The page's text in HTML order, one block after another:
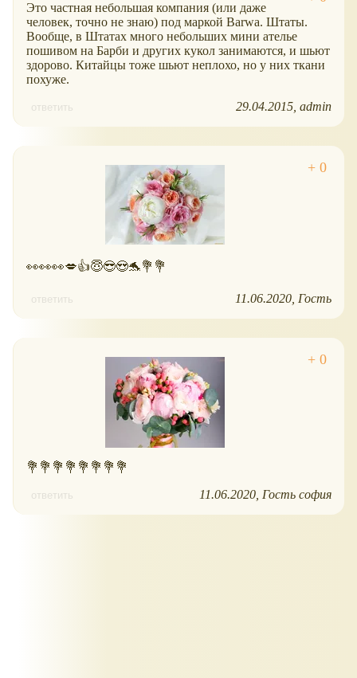
Это частная небольшая компания (или даже
человек, точно не знаю) под маркой Barwa. Штаты.
Вообще, в Штатах много небольших мини ателье
пошивом на Барби и других кукол занимаются, и шьют
здорово. Китайцы тоже шьют неплохо, но у них ткани
похуже.
ответить 29.04.2015 admin
👀👀👀💋👍😇😎😍🐬💐💐
ответить 11.06.2020 Гость
💐💐💐💐💐💐💐💐
ответить 11.06.2020 Гость софия